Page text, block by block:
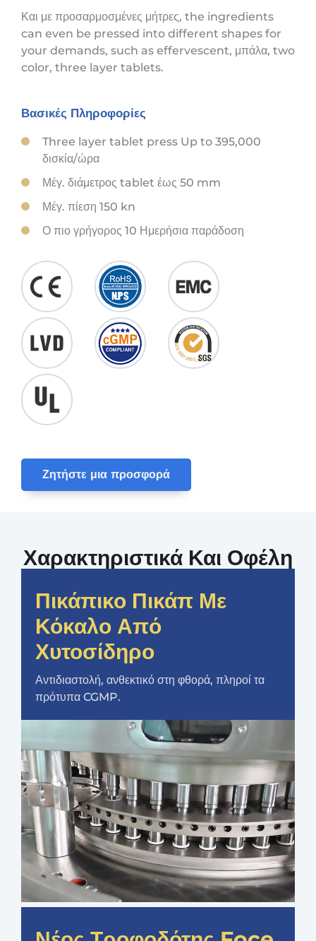
Και με προσαρμοσμένες μήτρες, the ingredients
can even be pressed into different shapes for
your demands, such as effervescent, μπάλα, two
color, three layer tablets.
Βασικές Πληροφορίες
Three layer tablet press Up to 395,000
δισκία/ώρα
Μέγ. διάμετρος tablet έως 50 mm
Μέγ. πίεση 150 kn
Ο πιο γρήγορος 10 Ημερήσια παράδοση
Ζητήστε μια προσφορά
Χαρακτηριστικά Και Οφέλη
Πικάπικο Πικάπ Με
Κόκαλο Από
Χυτοσίδηρο
Αντιδιαστολή, ανθεκτικό στη φθορά, πληροί τα
πρότυπα CGMP.